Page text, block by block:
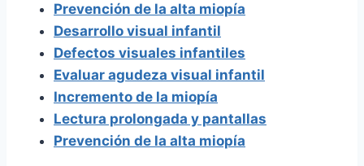
Prevención de la alta miopía
Desarrollo visual infantil
Defectos visuales infantiles
Evaluar agudeza visual infantil
Incremento de la miopía
Lectura prolongada y pantallas
Prevención de la alta miopía